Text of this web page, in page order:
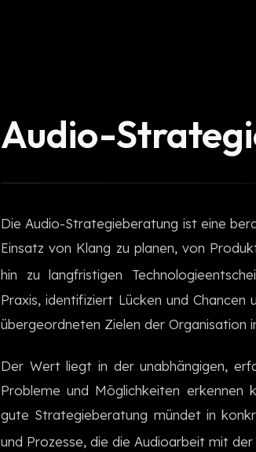
Audio-
Die Audio-Strategieberatung ist eine
Einsatz von Klang zu planen, von
hin zu langfristigen
Praxis, identifiziert Lücken und
übergeordneten Zielen der Organisation
Der Wert liegt in der unabhängigen,
Probleme und Möglichkeiten erkennen
gute Strategieberatung mündet in
und Prozesse, die die Audioarbeit mit